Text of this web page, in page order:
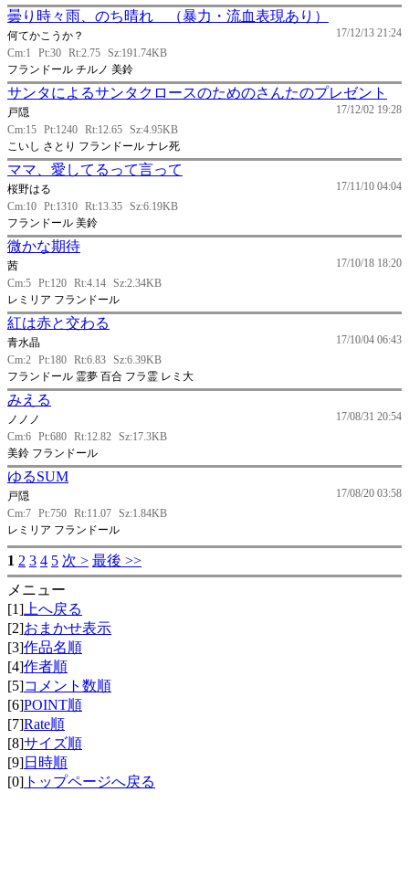
曇り時々雨、のち晴れ （暴力・流血表現あり）
17/12/13 21:24
何てかこうか？
Cm:1
Pt:30 Rt:2.75 Sz:191.74KB
フランドール チルノ 美鈴
サンタによるサンタクロースのためのさんたのプレゼント
17/12/02 19:28
戸隠
Cm:15 Pt:1240 Rt:12.65 Sz:4.95KB
こいし さとり フランドール ナレ死
ママ、愛してるって言って
17/11/10 04:04
桜野はる
Cm:10 Pt:1310 Rt:13.35 Sz:6.19KB
フランドール 美鈴
微かな期待
17/10/18 18:20
茜
Cm:5 Pt:120 Rt:4.14 Sz:2.34KB
レミリア フランドール
紅は赤と交わる
17/10/04 06:43
青水晶
Cm:2 Pt:180 Rt:6.83 Sz:6.39KB
フランドール 霊夢 百合 フラ霊 レミ大
みえる
17/08/31 20:54
ノノノ
Cm:6 Pt:680 Rt:12.82 Sz:17.3KB
美鈴 フランドール
ゆるSUM
17/08/20 03:58
戸隠
Cm:7 Pt:750 Rt:11.07 Sz:1.84KB
レミリア フランドール
1 2 3 4 5 次 > 最後 >>
メニュー
[1] 上へ戻る
[2]おまかせ表示
[3]作品名順
[4]作者順
[5]コメント数順
[6]POINT順
[7]Rate順
[8]サイズ順
[9]日時順
[0] トップページへ戻る